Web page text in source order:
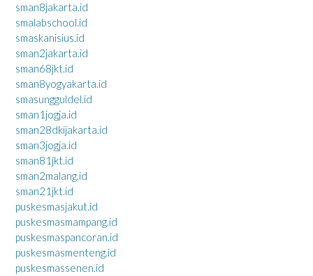
sman8jakarta.id
smalabschool.id
smaskanisius.id
sman2jakarta.id
sman68jkt.id
sman8yogyakarta.id
smasungguldel.id
sman1jogja.id
sman28dkijakarta.id
sman3jogja.id
sman81jkt.id
sman2malang.id
sman21jkt.id
puskesmasjakut.id
puskesmasmampang.id
puskesmaspancoran.id
puskesmasmenteng.id
puskesmassenen.id